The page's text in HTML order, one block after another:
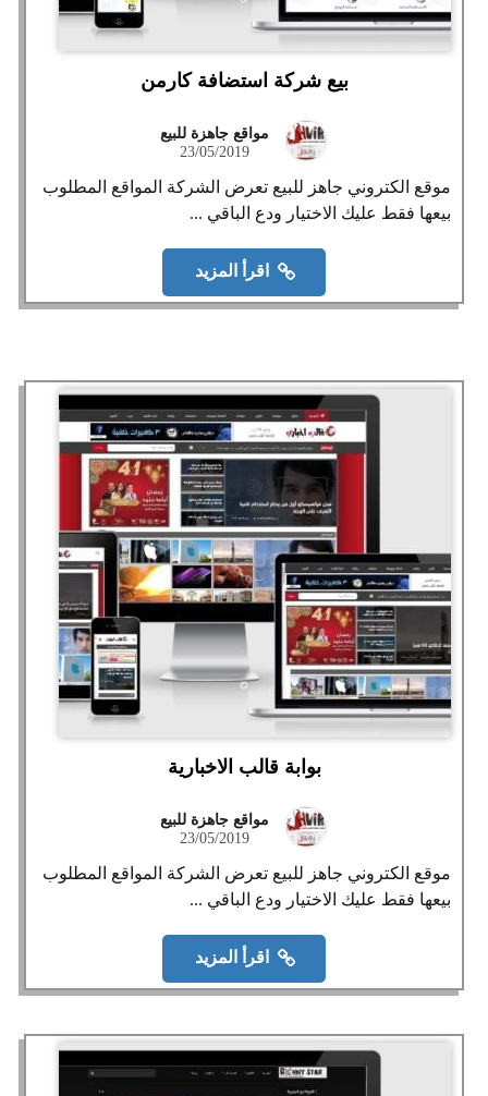
بيع شركة استضافة كارمن
مواقع جاهزة للبيع
23/05/2019
موقع الكتروني جاهز للبيع تعرض الشركة المواقع المطلوب
بيعها فقط عليك الاختيار ودع الباقي ...
اقرأ المزيد
بوابة قالب الاخبارية
مواقع جاهزة للبيع
23/05/2019
موقع الكتروني جاهز للبيع تعرض الشركة المواقع المطلوب
بيعها فقط عليك الاختيار ودع الباقي ...
اقرأ المزيد